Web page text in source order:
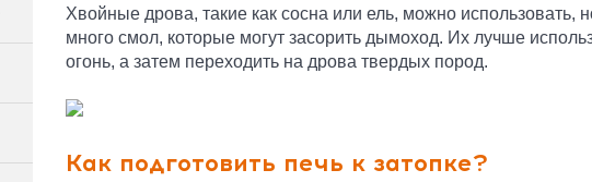
Хвойные дрова, такие как сосна или ель, можно
много смол, которые могут засорить дымоход. Их лучше
огонь, а затем переходить на дрова твердых пород.
Как подготовить печь к затопке?